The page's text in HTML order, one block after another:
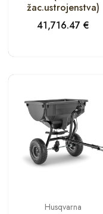
žac.ustrojenstva)
41,716.47 €
Husqvarna